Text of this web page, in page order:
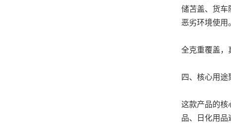
储苫盖、货车
恶劣环境使用
全克重覆盖，
四、核心用
这款产品的核
品、日化用品